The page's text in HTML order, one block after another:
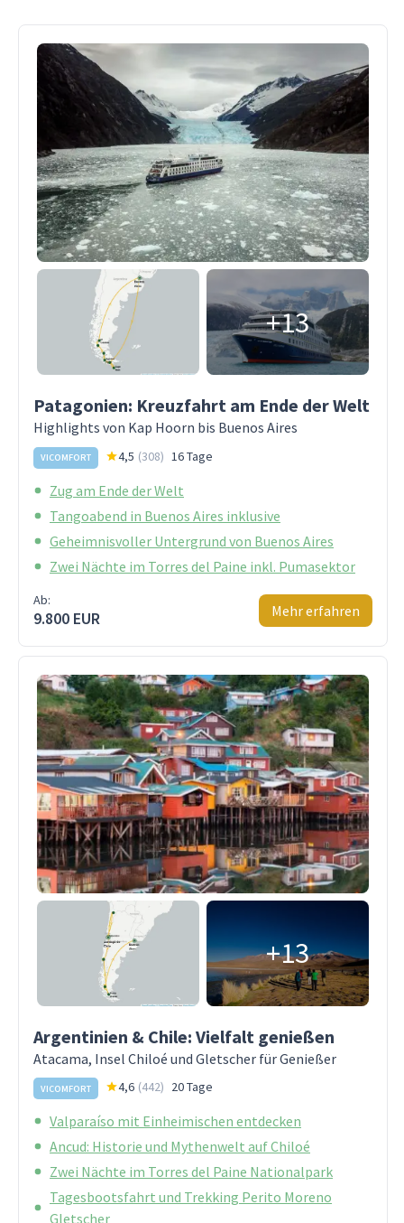
+13
Patagonien: Kreuzfahrt am Ende der Welt
Highlights von Kap Hoorn bis Buenos Aires
VICOMFORT 4,5 (308) 16 Tage
Zug am Ende der Welt
Tangoabend in Buenos Aires inklusive
Geheimnisvoller Untergrund von Buenos Aires
Zwei Nächte im Torres del Paine inkl. Pumasektor
Ab:
9.800 EUR Mehr erfahren
+13
Argentinien & Chile: Vielfalt genießen
Atacama, Insel Chiloé und Gletscher für Genießer
VICOMFORT 4,6 (442) 20 Tage
Valparaíso mit Einheimischen entdecken
Ancud: Historie und Mythenwelt auf Chiloé
Zwei Nächte im Torres del Paine Nationalpark
Tagesbootsfahrt und Trekking Perito Moreno
Gletscher